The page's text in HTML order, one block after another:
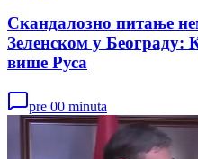
Скандалозно питање
Зеленском у Београду:
више Руса
pre 00 minuta